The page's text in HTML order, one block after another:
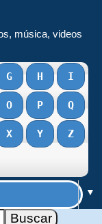
música, videos
G H I
O P Q
X Y Z
▼